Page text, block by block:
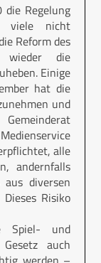
Regelung
viele nicht
Reform des
wieder die
Einige
hat die
und
alle
andernfalls
diversen
Risiko
Spiel- und
auch